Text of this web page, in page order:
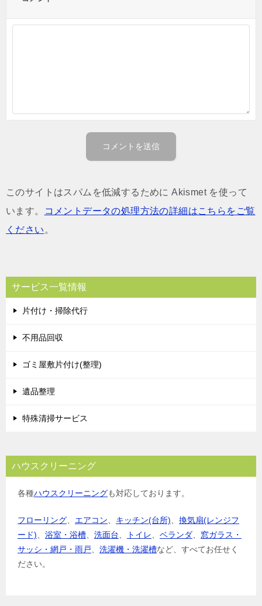
このサイトはスパムを低減するために Akismet を使って
います。
コメントデータの処理方法の詳細はこちらをご覧
ください 。
サービス一覧情報
片付け・掃除代行
不用品回収
ゴミ屋敷片付け(整理)
遺品整理
特殊清掃サービス
ハウスクリーニング
各種ハウスクリーニングも対応しております。
フローリング エアコン キッチン(台所)
換気扇(レンジフ
ード)
浴室・浴槽 洗面台 トイレ ベランダ
窓ガラス・
サッシ・網戸・雨戸
洗濯機・洗濯槽など、すべてお任せく
ださい。